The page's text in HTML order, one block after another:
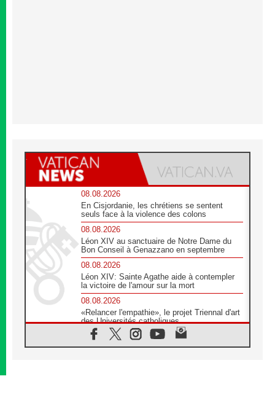
08.08.2026
En Cisjordanie, les chrétiens se sentent
seuls face à la violence des colons
08.08.2026
Léon XIV au sanctuaire de Notre Dame du
Bon Conseil à Genazzano en septembre
08.08.2026
Léon XIV: Sainte Agathe aide à contempler
la victoire de l'amour sur la mort
08.08.2026
«Relancer l'empathie», le projet Triennal d'art
des Universités catholiques
08.08.2026
Signis 2026, donner la parole aux religieuses